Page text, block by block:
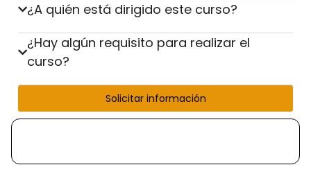
¿A quién está dirigido este curso?
¿Hay algún requisito para realizar el
curso?
Solicitar información